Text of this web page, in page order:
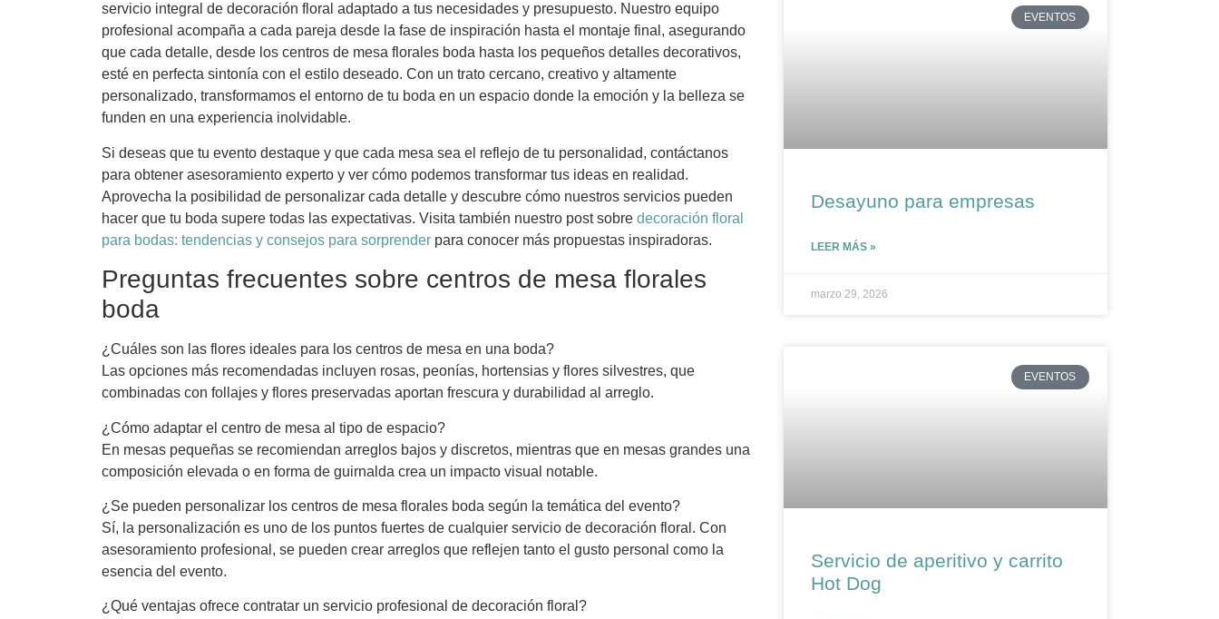
servicio integral de decoración floral adaptado a tus necesidades y presupuesto. Nuestro equipo
profesional acompaña a cada pareja desde la fase de inspiración hasta el montaje final, asegurando
que cada detalle, desde los centros de mesa florales boda hasta los pequeños detalles decorativos,
esté en perfecta sintonía con el estilo deseado. Con un trato cercano, creativo y altamente
personalizado, transformamos el entorno de tu boda en un espacio donde la emoción y la belleza se
funden en una experiencia inolvidable.
Si deseas que tu evento destaque y que cada mesa sea el reflejo de tu personalidad, contáctanos
para obtener asesoramiento experto y ver cómo podemos transformar tus ideas en realidad.
Aprovecha la posibilidad de personalizar cada detalle y descubre cómo nuestros servicios pueden
hacer que tu boda supere todas las expectativas. Visita también nuestro post sobre decoración floral
para bodas: tendencias y consejos para sorprender para conocer más propuestas inspiradoras.
Preguntas frecuentes sobre centros de mesa florales
boda
¿Cuáles son las flores ideales para los centros de mesa en una boda?
Las opciones más recomendadas incluyen rosas, peonías, hortensias y flores silvestres, que
combinadas con follajes y flores preservadas aportan frescura y durabilidad al arreglo.
¿Cómo adaptar el centro de mesa al tipo de espacio?
En mesas pequeñas se recomiendan arreglos bajos y discretos, mientras que en mesas grandes una
composición elevada o en forma de guirnalda crea un impacto visual notable.
¿Se pueden personalizar los centros de mesa florales boda según la temática del evento?
Sí, la personalización es uno de los puntos fuertes de cualquier servicio de decoración floral. Con
asesoramiento profesional, se pueden crear arreglos que reflejen tanto el gusto personal como la
esencia del evento.
¿Qué ventajas ofrece contratar un servicio profesional de decoración floral?
EVENTOS
Desayuno para empresas
LEER MÁS »
marzo 29, 2026
EVENTOS
Servicio de aperitivo y carrito
Hot Dog